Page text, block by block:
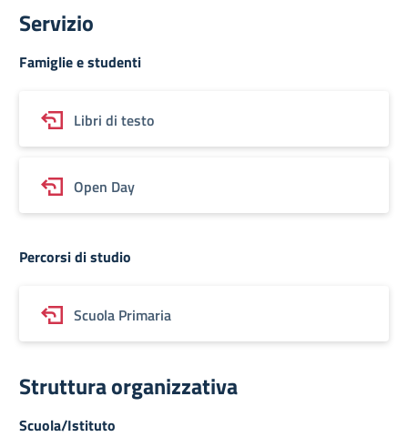
Servizio
Famiglie e studenti
Libri di testo
Open Day
Percorsi di studio
Scuola Primaria
Struttura organizzativa
Scuola/Istituto